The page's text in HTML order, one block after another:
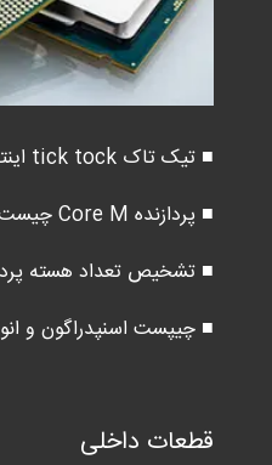
■ تیک تاک tick tock اینتل چیست
■ پردازنده Core M چیست ؟
■ تشخیص تعداد هسته
■ چیپست اسنپدراگون و
قطعات داخلی